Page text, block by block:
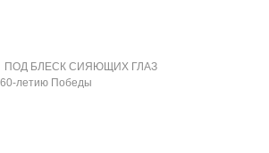
ПОД БЛЕСК СИЯЮЩИХ ГЛАЗ
летию Победы